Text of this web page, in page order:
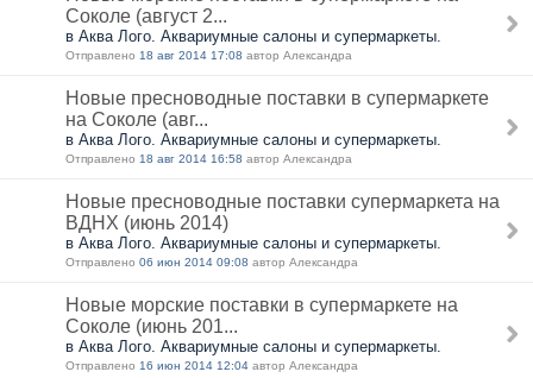
Соколе (август 2...
в Аква Лого. Аквариумные салоны и супермаркеты.
Отправлено 18 авг 2014 17:08 автор Александра
Новые пресноводные поставки в супермаркете
на Соколе (авг...
в Аква Лого. Аквариумные салоны и супермаркеты.
Отправлено 18 авг 2014 16:58 автор Александра
Новые пресноводные поставки супермаркета на
ВДНХ (июнь 2014)
в Аква Лого. Аквариумные салоны и супермаркеты.
Отправлено 06 июн 2014 09:08 автор Александра
Новые морские поставки в супермаркете на
Соколе (июнь 201...
в Аква Лого. Аквариумные салоны и супермаркеты.
Отправлено 16 июн 2014 12:04 автор Александра